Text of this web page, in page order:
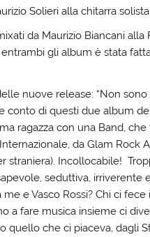
Solieri alla chitarra
da Maurizio Biancani
gli album è stata
nuove release: “Non
conto di questi due album
ragazza con una Band,
da Glam Rock
straniera). Incollocabile!
seduttiva,
me e Vasco Rossi? Chi ci
a fare musica insieme ci
che ci piaceva, dagli